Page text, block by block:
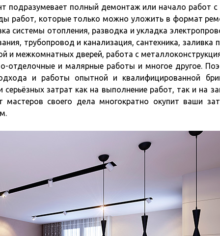
подразумевает полный демонтаж или начало работ с
работ, которые только можно уложить в формат
системы отопления, разводка и укладка
трубопровод и канализация, сантехника, заливка
и межкомнатных дверей, работа с
отделочные и малярные работы и многое другое.
и работы опытной и квалифицированной
затрат как на выполнение работ, так и на
мастеров своего дела многократно окупит ваши